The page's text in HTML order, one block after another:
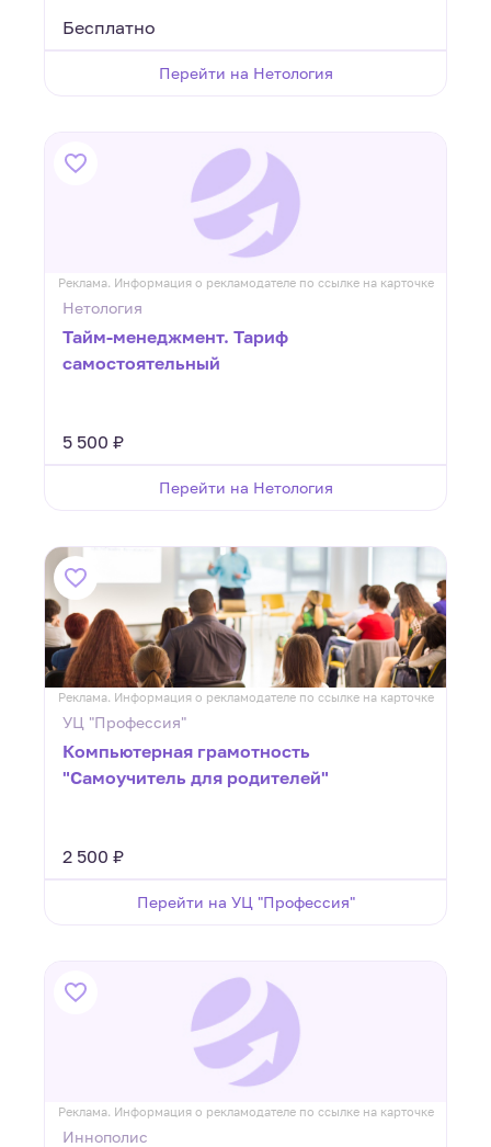
Бесплатно
Перейти на Нетология
Реклама. Информация о рекламодателе по ссылке на карточке
Нетология
Тайм-менеджмент. Тариф
самостоятельный
5 500 ₽
Перейти на Нетология
Реклама. Информация о рекламодателе по ссылке на карточке
УЦ "Профессия"
Компьютерная грамотность
"Самоучитель для родителей"
2 500 ₽
Перейти на УЦ "Профессия"
Реклама. Информация о рекламодателе по ссылке на карточке
Иннополис